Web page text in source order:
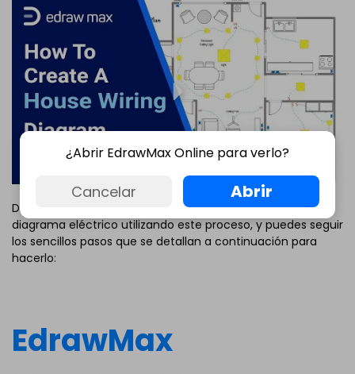
Dicho esto, es extremadamente conveniente crear un
diagrama eléctrico utilizando este proceso, y puedes seguir
los sencillos pasos que se detallan a continuación para
hacerlo:
EdrawMax
¿Abrir EdrawMax Online para verlo?
Cancelar Abrir